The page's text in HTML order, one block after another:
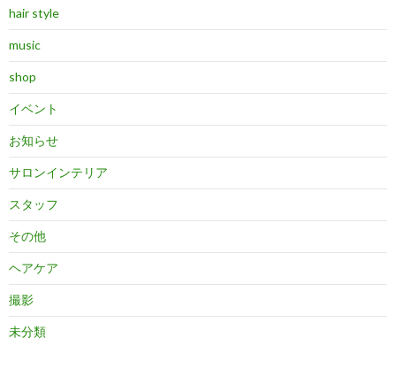
hair style
music
shop
イベント
お知らせ
サロンインテリア
スタッフ
その他
ヘアケア
撮影
未分類